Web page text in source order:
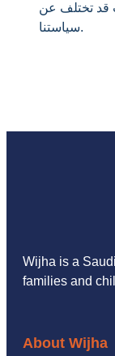
قد تختلف عن
سياستنا.
Wijha is a
families and
About Wijha